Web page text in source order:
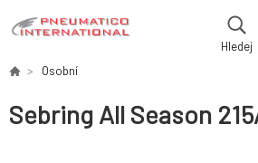
Hledej
Osobní
Sebring All Season